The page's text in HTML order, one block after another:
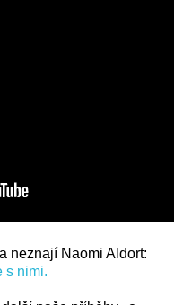
neznají Naomi Aldort:
s nimi.